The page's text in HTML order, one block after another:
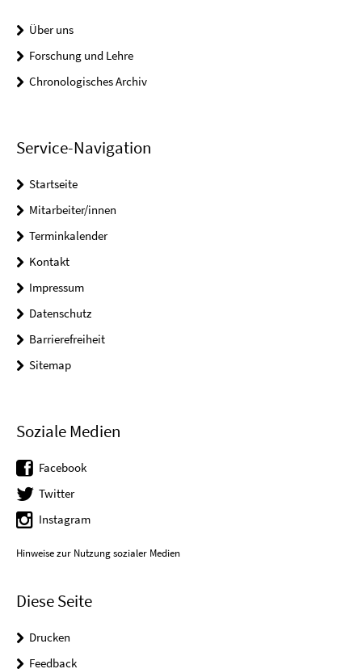
Über uns
Forschung und Lehre
Chronologisches Archiv
Service-Navigation
Startseite
Mitarbeiter/innen
Terminkalender
Kontakt
Impressum
Datenschutz
Barrierefreiheit
Sitemap
Soziale Medien
Facebook
Twitter
Instagram
Hinweise zur Nutzung sozialer Medien
Diese Seite
Drucken
Feedback